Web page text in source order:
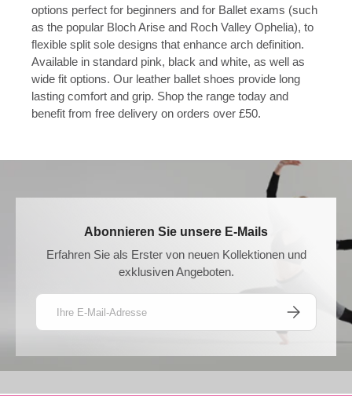
options perfect for beginners and for Ballet exams (such
as the popular Bloch Arise and Roch Valley Ophelia), to
flexible split sole designs that enhance arch definition.
Available in standard pink, black and white, as well as
wide fit options. Our leather ballet shoes provide long
lasting comfort and grip. Shop the range today and
benefit from free delivery on orders over £50.
Abonnieren Sie unsere E-Mails
Erfahren Sie als Erster von neuen Kollektionen und
exklusiven Angeboten.
E-Mail
ABONNIEREN